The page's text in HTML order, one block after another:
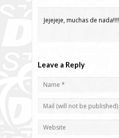
Jejejeje, muchas de nada!!!!
Leave a Reply